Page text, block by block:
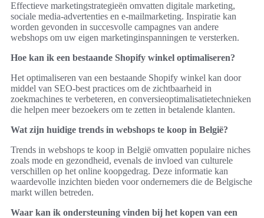
Effectieve marketingstrategieën omvatten digitale marketing,
sociale media-advertenties en e-mailmarketing. Inspiratie kan
worden gevonden in succesvolle campagnes van andere
webshops om uw eigen marketinginspanningen te versterken.
Hoe kan ik een bestaande Shopify winkel optimaliseren?
Het optimaliseren van een bestaande Shopify winkel kan door
middel van SEO-best practices om de zichtbaarheid in
zoekmachines te verbeteren, en conversieoptimalisatietechnieken
die helpen meer bezoekers om te zetten in betalende klanten.
Wat zijn huidige trends in webshops te koop in België?
Trends in webshops te koop in België omvatten populaire niches
zoals mode en gezondheid, evenals de invloed van culturele
verschillen op het online koopgedrag. Deze informatie kan
waardevolle inzichten bieden voor ondernemers die de Belgische
markt willen betreden.
Waar kan ik ondersteuning vinden bij het kopen van een